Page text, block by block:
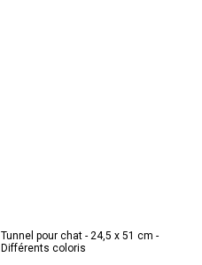
Tunnel pour chat - 24,5 x 51 cm -
Différents coloris